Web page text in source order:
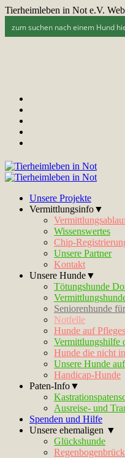
Tierheimleben in Not e.V.
Unsere Projekte
Vermittlungsinfo▼
Wissenswertes
Chip-
Unsere Partner
Kontakt
Unsere Hunde▼
Tötungshunde
Seniorenhunde
Notfelle
Hunde auf
Vermittlungshilfe
Hunde die nicht
Unsere Hunde
Handicap-Hunde
Paten-Info▼
Ausreise- und
Spenden und Hilfe
Unsere ehemaligen ▼
Glückshunde